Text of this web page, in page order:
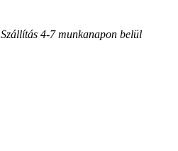
Szállítás 4-7 munkanapon belül